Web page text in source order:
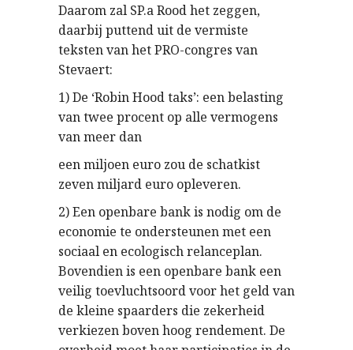
Daarom zal SP.a Rood het zeggen,
daarbij puttend uit de vermiste
teksten van het PRO-congres van
Stevaert:
1) De ‘Robin Hood taks’: een belasting
van twee procent op alle vermogens
van meer dan
een miljoen euro zou de schatkist
zeven miljard euro opleveren.
2) Een openbare bank is nodig om de
economie te ondersteunen met een
sociaal en ecologisch relanceplan.
Bovendien is een openbare bank een
veilig toevluchtsoord voor het geld van
de kleine spaarders die zekerheid
verkiezen boven hoog rendement. De